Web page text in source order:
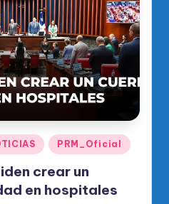
PRM_Oficial
crear un
en hospitales